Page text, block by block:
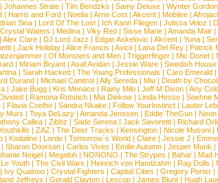
| Johannes Strate | Tim Bendzko | Samy Deluxe | Wynter Gordon
| Harris and Ford | Noelia | Arno Cost | Akcent | Mobilee |
Sina| Lord Of The Lost| Ich Kann Fliegen| Julissa Veloz |
Crystal Waters | Medina| Viky Red| Sisse Marie| Amanda Mair|
| Alex Clare | DJ Lord Jazz | Edgar Askelovic | Akcent | Yuna |
| Jack Holiday | Alice Francis | Avicii | Lana Del Rey | Patrick
| Of Monsters and Men| Triggerfinger| Mic Donet|
| Miriam Bryant| Asaf Avidan| Jessie Ware| Swedish House
| Sarah Hackett | The Young Professionals | Caro Emerald |
Durand | Michael Canitrot | Ally Sereda | Miu | Death by
| Jake Bugg| Kris Menace| Rainy Milo| Jeff M Dixon| Any
| Ramona Rotstich| Mia Diekow| Linda Hesse| Soehne
| Flavia Coelho| Sandra Nkake| Follow YourInstinct| Lauter
Murs | Toya DeLazy | Amanda Jenssen | Eddie TheGun | Neon
Callea| Zibbz | Sade Serena| Jack Savoretti| Richard
| ZAZ | The Deer Tracks | Kensington | Nicole Musoni |
| Kodaline| Lorde| Tomorrow´s World| Claire| Jessie J |
Sharon Doorson| Carlos Vives | Emilie Autumn| Jesper Munk |
Neigel | Megaloh | NONONO | The Strypes | Bahar | Mad
Le Youth | The Civil Wars | Heinrich von Handzahm | Rag Dolls |
| Ivy Quainoo | Crystal Fighters | Capital Cities | Gregory Porter |
Jeffreys | Gerald Clayton | Lescop | James Blunt | Hugh